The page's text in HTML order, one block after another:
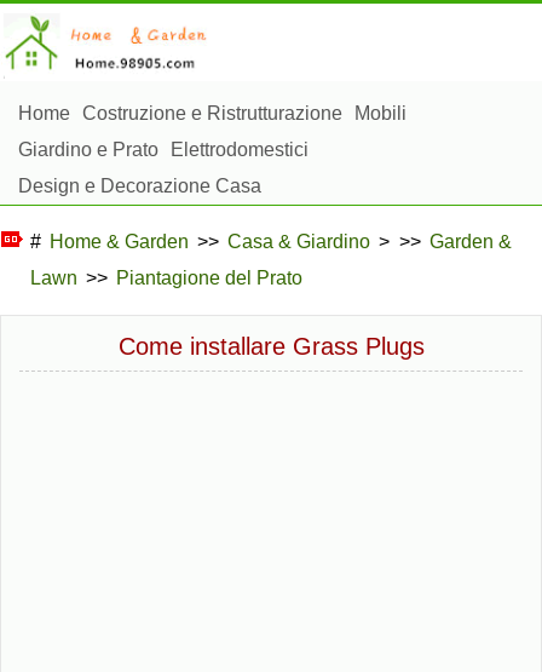
Home Costruzione e Ristrutturazione
Mobili
Giardino e Prato
Elettrodomestici
Design e Decorazione Casa
Paesaggistica e Costruzioni Esterne
# Home & Garden >> Casa & Giardino > >> Garden &
Lawn >> Piantagione del Prato
Come installare Grass Plugs